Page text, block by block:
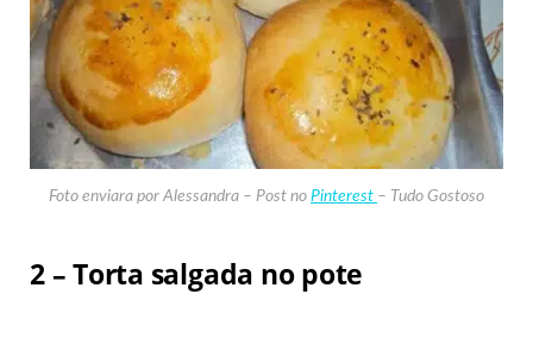
Foto enviara por Alessandra – Post no Pinterest – Tudo Gostoso
2 – Torta salgada no pote